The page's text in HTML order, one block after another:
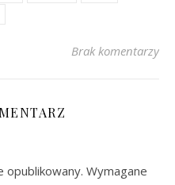
Brak komentarzy
opublikowany. Wymagane